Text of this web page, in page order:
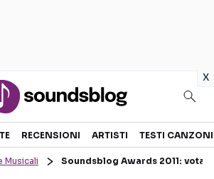
x
RECENSIONI ARTISTI TESTI CANZONI
Musicali Soundsblog Awards 2011: